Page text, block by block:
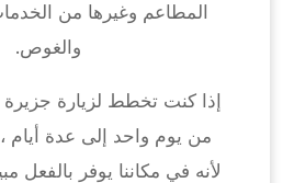
المطاعم وغيرها من
والغوص.
إذا كنت تخطط لزيارة جزيرة
من يوم واحد إلى عدة أيام ،
لأنه في مكاننا يوفر بالفعل